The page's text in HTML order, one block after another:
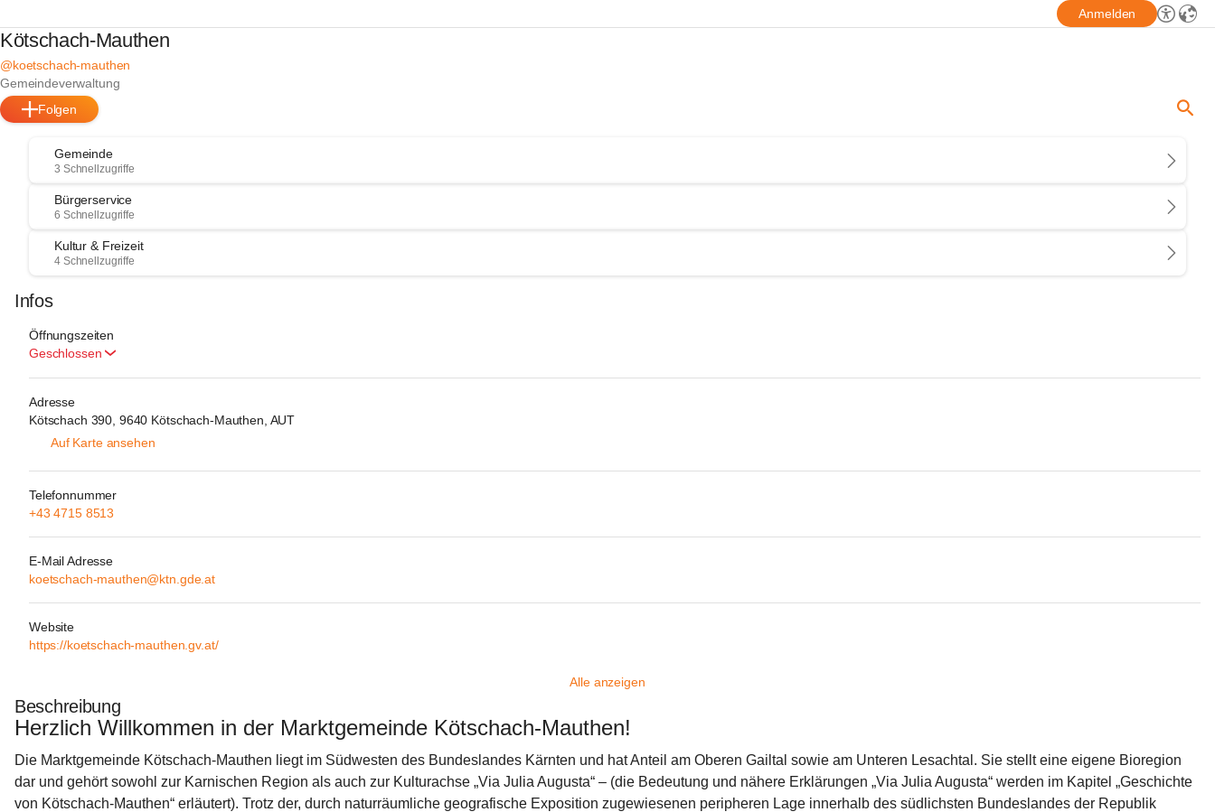
Anmelden
Kötschach-Mauthen
@koetschach-mauthen
Gemeindeverwaltung
Folgen
Gemeinde
3 Schnellzugriffe
Bürgerservice
6 Schnellzugriffe
Kultur & Freizeit
4 Schnellzugriffe
Infos
Öffnungszeiten
Geschlossen
Adresse
Kötschach 390, 9640 Kötschach-Mauthen, AUT
Auf Karte ansehen
Telefonnummer
+43 4715 8513
E-Mail Adresse
koetschach-mauthen@ktn.gde.at
Website
https://koetschach-mauthen.gv.at/
Alle anzeigen
Beschreibung
Herzlich Willkommen in der Marktgemeinde Kötschach-Mauthen!
Die Marktgemeinde Kötschach-Mauthen liegt im Südwesten des Bundeslandes Kärnten und hat Anteil am Oberen Gailtal sowie am Unteren Lesachtal. Sie stellt eine eigene Bioregion
dar und gehört sowohl zur Karnischen Region als auch zur Kulturachse „Via Julia Augusta“ – (die Bedeutung und nähere Erklärungen „Via Julia Augusta“ werden im Kapitel „Geschichte
von Kötschach-Mauthen“ erläutert). Trotz der, durch naturräumliche geografische Exposition zugewiesenen peripheren Lage innerhalb des südlichsten Bundeslandes der Republik